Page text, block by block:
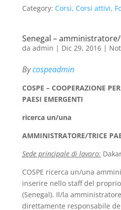
Category: Corsi, Corsi attivi,
Senegal –
da admin | Dic 29, 2016|
Bycospeadmin
COSPE – COOPERAZIONE
PAESI EMERGENTI
ricerca un/una
AMMINISTRATORE/TRICE
Sede principale di lavoro:
COSPE ricerca un/una
inserire nello staff del
(Senegal). Il/la
direttamente responsabile